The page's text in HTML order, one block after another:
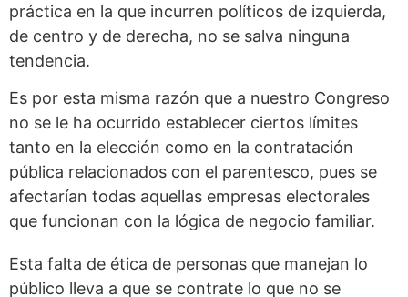
práctica en la que incurren políticos de izquierda,
de centro y de derecha, no se salva ninguna
tendencia.
Es por esta misma razón que a nuestro Congreso
no se le ha ocurrido establecer ciertos límites
tanto en la elección como en la contratación
pública relacionados con el parentesco, pues se
afectarían todas aquellas empresas electorales
que funcionan con la lógica de negocio familiar.
Esta falta de ética de personas que manejan lo
público lleva a que se contrate lo que no se